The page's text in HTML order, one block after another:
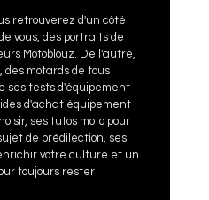
retrouverez d'un côté
vous, des portraits de
Motoblouz. De l'autre,
des motards de tous
ses tests d'équipement
d'achat équipement
ses tutos moto pour
de prédilection, ses
votre culture et un
toujours rester